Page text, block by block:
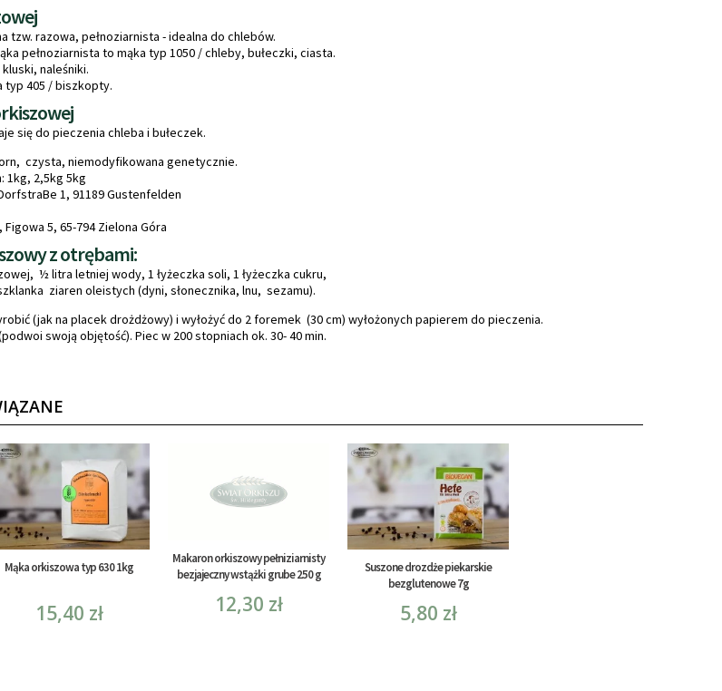
tzw. razowa, pełnoziarnista - idealna do chlebów.
pełnoziarnista to mąka typ 1050 / chleby, bułeczki, ciasta.
naleśniki.
typ 405 / biszkopty.
się do pieczenia chleba i bułeczek.
czysta, niemodyfikowana genetycznie.
1kg, 2,5kg 5kg
1, 91189 Gustenfelden
5, 65-794 Zielona Góra
z otrębami:
½ litra letniej wody, 1 łyżeczka soli, 1 łyżeczka cukru,
ziaren oleistych (dyni, słonecznika, lnu, sezamu).
(jak na placek drożdżowy) i wyłożyć do 2 foremek (30 cm) wyłożonych papierem do pieczenia.
swoją objętość). Piec w 200 stopniach ok. 30- 40 min.
Mąka orkiszowa typ 630 1kg
15,40 zł
Makaron orkiszowy pełniziarnisty
bezjajeczny wstążki grube 250 g
12,30 zł
Suszone drozdże piekarskie
bezglutenowe 7g
5,80 zł